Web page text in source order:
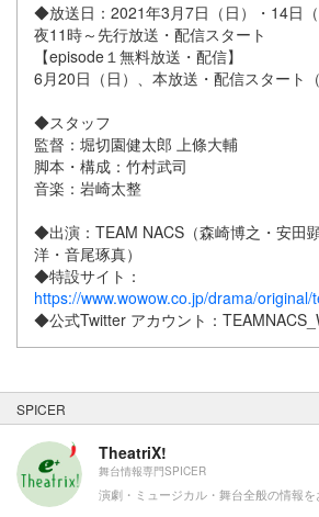
◆放送日：2021年3月7日（日）・14日
夜11時～先行放送・配信スタート
【episode１無料放送・配信】
6月20日（日）、本放送・配信スタート
◆スタッフ
監督：堀切園健太郎 上條大輔
脚本・構成：竹村武司
音楽：岩崎太整
◆出演：TEAM NACS（森崎博之・安田
洋・音尾琢真）
◆特設サイト：
https://www.wowow.co.jp/drama/original/
◆公式Twitter アカウント：
SPICER
TheatriX!
舞台情報専門SPICER
演劇・ミュージカル・舞台全般の情報を